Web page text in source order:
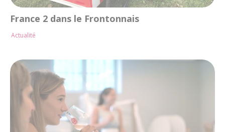
France 2 dans le Frontonnais
Actualité